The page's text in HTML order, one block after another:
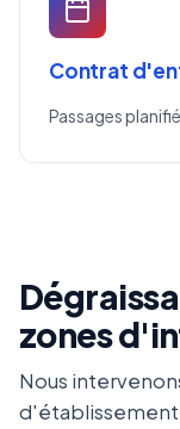
Contrat
Passages
zones
Nous
d'établissement